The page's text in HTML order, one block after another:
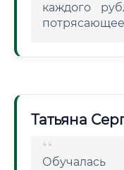
каждого
Татьяна